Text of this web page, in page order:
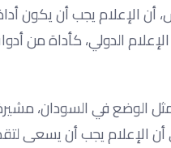
الإعلام يجب أن يكون
الدولي، كأداة من
الوضع في السودان،
الإعلام يجب أن يسعى